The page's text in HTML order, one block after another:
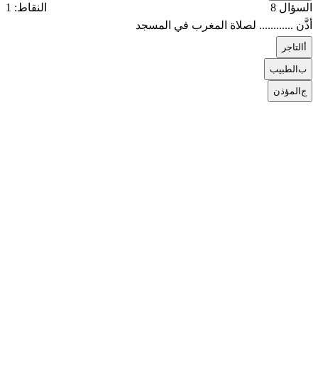
السؤال 8
النقاط: 1
أذَّن ............ لصلاة المغرب في المسجد
التاجر
بالطبيب
جالمؤذن